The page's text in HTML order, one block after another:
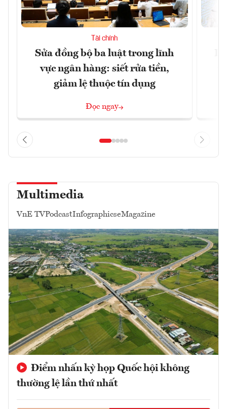
Tài chính
Sửa đồng bộ ba luật trong lĩnh
vực ngân hàng: siết rửa tiền,
giảm lệ thuộc tín dụng
Đọc ngay
Multimedia
VnE TVPodcastInfographicseMagazine
Điểm nhấn kỳ họp Quốc hội không
thường lệ lần thứ nhất